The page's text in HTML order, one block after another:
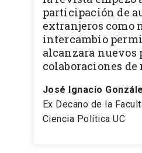
participación de
extranjeros como
intercambio
alcanzara nuevos
colaboraciones de
José Ignacio
Ex Decano de la
Ciencia Política UC